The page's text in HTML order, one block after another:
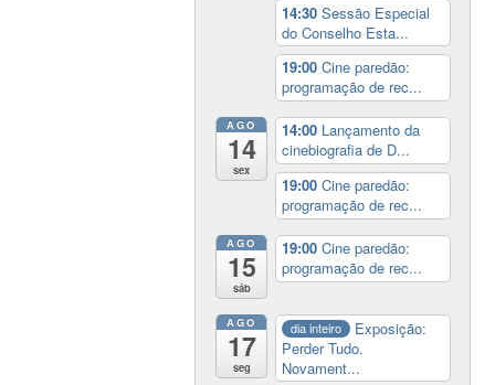
14:30Sessão Especial
do Conselho Esta...
19:00Cine paredão:
programação de rec...
AGO
14
sex
14:00 Lançamento da
cinebiografia de D...
19:00Cine paredão:
programação de rec...
AGO
15
sáb
19:00Cine paredão:
programação de rec...
AGO
17
seg
dia inteiro
Exposição:
Perder Tudo.
Novament...